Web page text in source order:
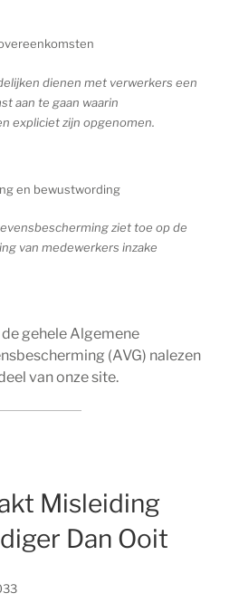
dienen met verwerkers een
aan te gaan waarin
expliciet zijn opgenomen.
en bewustwording
ziet toe op de
van medewerkers inzake
gehele Algemene
(AVG) nalezen
van onze site.
Misleiding
Dan Ooit